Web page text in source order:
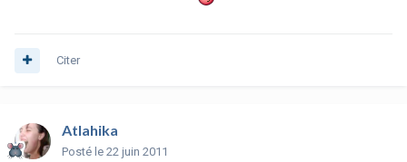
Citer
Atlahika
Posté le 22 juin 2011